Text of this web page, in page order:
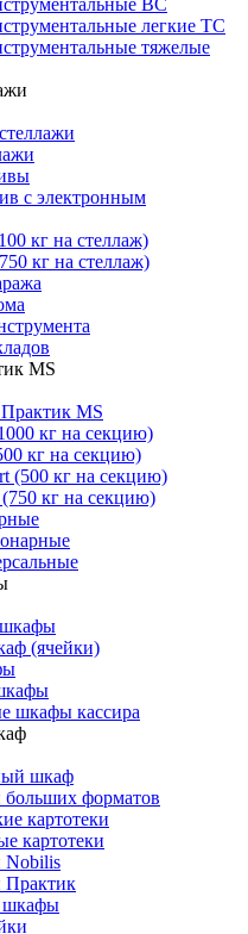
ВС
легкие ТС
тяжелые
с электронным
кг на стеллаж)
кг на стеллаж)
MS
MS
кг на секцию)
кг на секцию)
(500 кг на секцию)
кг на секцию)
шкафы
(ячейки)
шкафы кассира
шкаф
больших форматов
картотеки
картотеки
Nobilis
Практик
шкафы